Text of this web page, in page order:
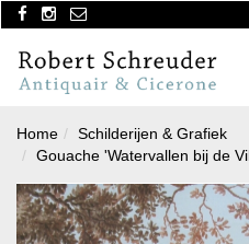
Home
Schilderijen & Grafiek
Gouache 'Watervallen bij de